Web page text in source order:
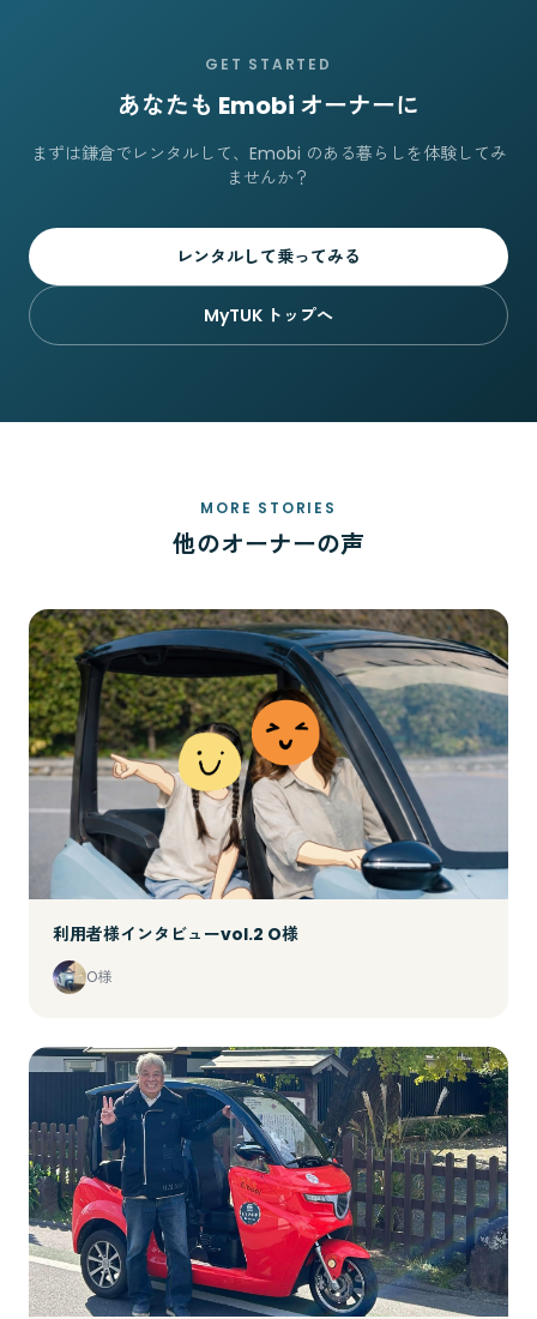
GET STARTED
あなたも Emobi オーナーに
まずは鎌倉でレンタルして、Emobi のある暮らしを体験してみ
ませんか？
レンタルして乗ってみる
MyTUK トップへ
MORE STORIES
他のオーナーの声
利用者様インタビューvol.2 O様
O様